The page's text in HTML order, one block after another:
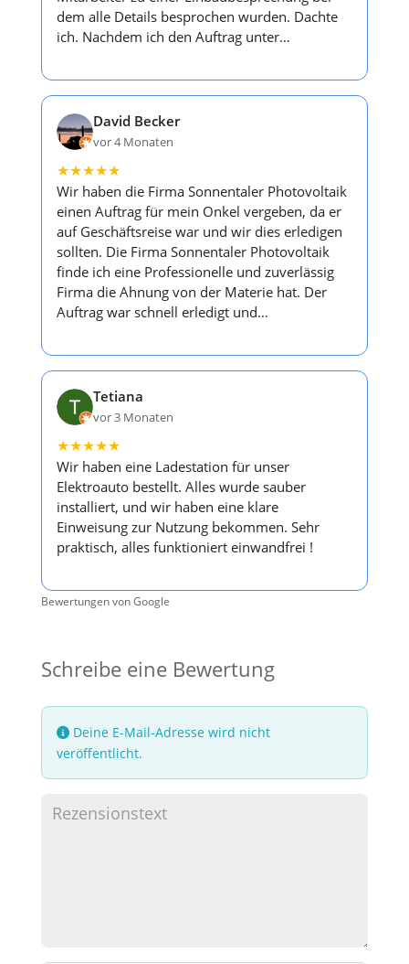
dem alle Details besprochen wurden. Dachte
ich. Nachdem ich den Auftrag unter…
David Becker
vor 4 Monaten
★★★★★
Wir haben die Firma Sonnentaler Photovoltaik
einen Auftrag für mein Onkel vergeben, da er
auf Geschäftsreise war und wir dies erledigen
sollten. Die Firma Sonnentaler Photovoltaik
finde ich eine Professionelle und zuverlässig
Firma die Ahnung von der Materie hat. Der
Auftrag war schnell erledigt und…
Tetiana
vor 3 Monaten
★★★★★
Wir haben eine Ladestation für unser
Elektroauto bestellt. Alles wurde sauber
installiert, und wir haben eine klare
Einweisung zur Nutzung bekommen. Sehr
praktisch, alles funktioniert einwandfrei !
Bewertungen von Google
Schreibe eine Bewertung
Deine E-Mail-Adresse wird nicht
veröffentlicht.